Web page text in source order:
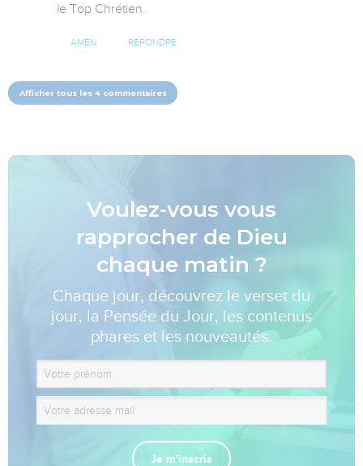
le Top Chrétien.
AMEN RÉPONDRE
Afficher tous les 4 commentaires
Voulez-vous vous
rapprocher de Dieu
chaque matin ?
Chaque jour, découvrez le verset du
jour, la Pensée du Jour, les contenus
phares et les nouveautés.
Je m'inscris